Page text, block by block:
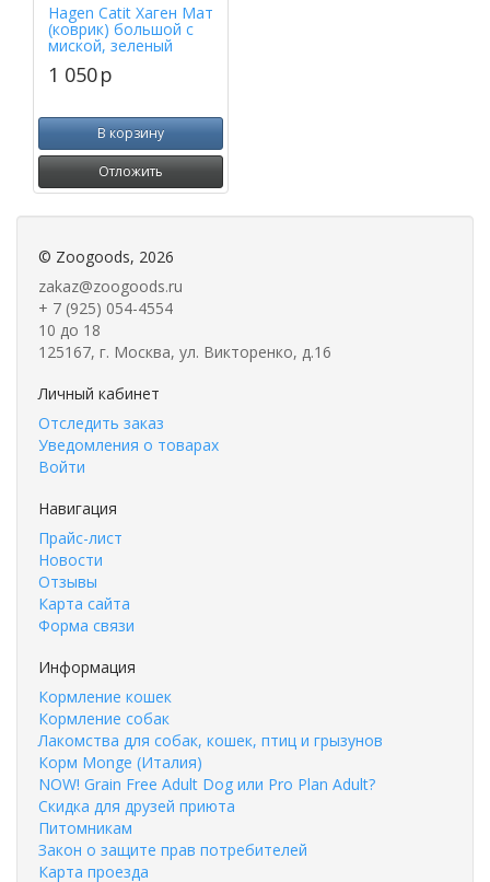
Hagen Catit Хаген Мат
(коврик) большой с
миской, зеленый
1 050p
В корзину
Отложить
© Zoogoods, 2026
zakaz@zoogoods.ru
+ 7 (925) 054-4554
10 до 18
125167, г. Москва, ул. Викторенко, д.16
Личный кабинет
Отследить заказ
Уведомления о товарах
Войти
Навигация
Прайс-лист
Новости
Отзывы
Карта сайта
Форма связи
Информация
Кормление кошек
Кормление собак
Лакомства для собак, кошек, птиц и грызунов
Корм Monge (Италия)
NOW! Grain Free Adult Dog или Pro Plan Adult?
Скидка для друзей приюта
Питомникам
Закон о защите прав потребителей
Карта проезда